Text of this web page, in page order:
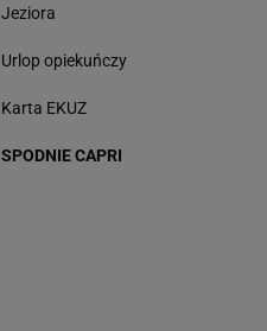
Jeziora
Urlop opiekuńczy
Karta EKUZ
SPODNIE CAPRI